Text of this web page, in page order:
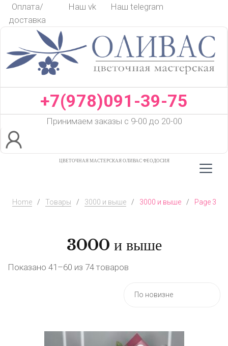
Skip
content
Оплата/
доставка
Наш vk Наш telegram
+7(978)091-39-75
Принимаем заказы с 9-00 до 20-00
ЦВЕТОЧНАЯ МАСТЕРСКАЯ ОЛИВАС ФЕОДОСИЯ
Home / Товары / 3000 и выше / 3000 и выше / Page 3
3000 и выше
Показано 41–60 из 74 товаров